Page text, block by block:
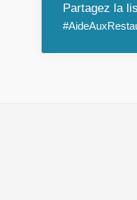
Partagez la